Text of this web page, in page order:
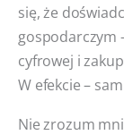
się, że
gospodarczym
cyfrowej i
W efekcie –
Nie zrozum